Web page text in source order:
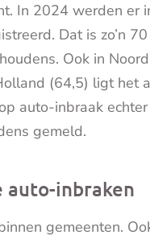
In 2024 werden er
Dat is zo’n
Ook in
(64,5) ligt het
auto-inbraak
gemeld.
auto-inbraken
gemeenten.